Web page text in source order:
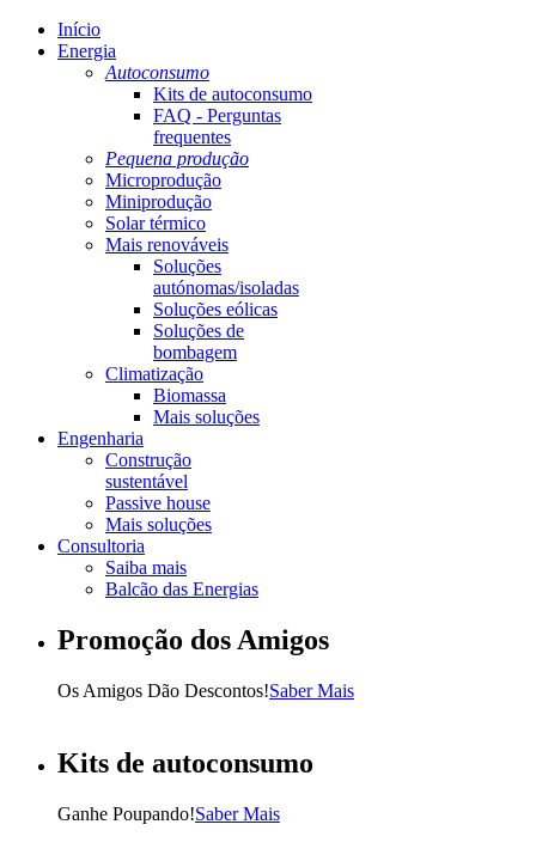
Início
Energia
Autoconsumo
Kits de autoconsumo
FAQ - Perguntas
frequentes
Pequena produção
Microprodução
Miniprodução
Solar térmico
Mais renováveis
Soluções
autónomas/isoladas
Soluções eólicas
Soluções de
bombagem
Climatização
Biomassa
Mais soluções
Engenharia
Construção
sustentável
Passive house
Mais soluções
Consultoria
Saiba mais
Balcão das Energias
Promoção dos Amigos
Os Amigos Dão Descontos!Saber Mais
Kits de autoconsumo
Ganhe Poupando!Saber Mais